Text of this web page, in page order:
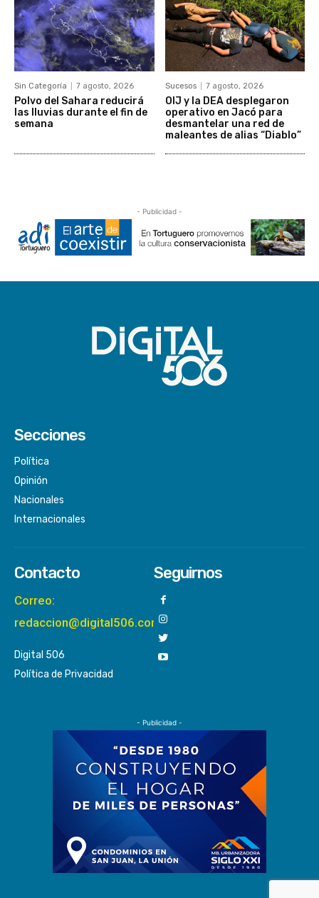
Sin Categoría 7 agosto, 2026
Polvo del Sahara reducirá
las lluvias durante el fin de
semana
Sucesos 7 agosto, 2026
OIJ y la DEA desplegaron
operativo en Jacó para
desmantelar una red de
maleantes de alias “Diablo”
- Publicidad -
Secciones
Política
Opinión
Nacionales
Internacionales
Contacto
Correo:
redaccion@digital506.com
Digital 506
Política de Privacidad
Seguirnos
- Publicidad -